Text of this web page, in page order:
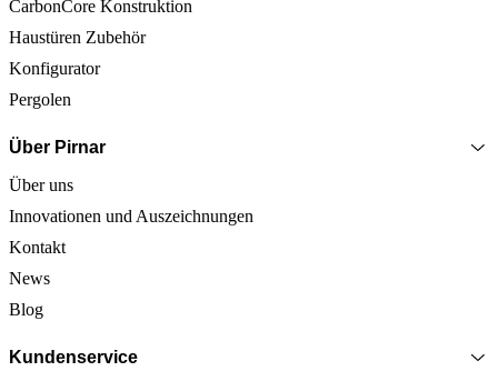
CarbonCore Konstruktion
Haustüren Zubehör
Konfigurator
Pergolen
Über Pirnar
Über uns
Innovationen und Auszeichnungen
Kontakt
News
Blog
Kundenservice